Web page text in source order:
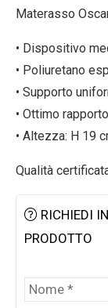
Materasso
• Dispositivo
• Poliuretano
• Supporto
• Ottimo
• Altezza: H 19
Qualità
RICHIEDI
PRODOTTO